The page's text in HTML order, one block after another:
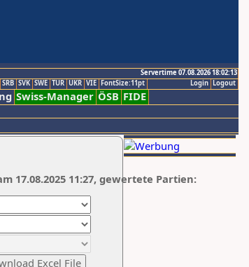
Servertime 07.08.2026 18:02:13
Logout
Login
SRB SVK SWE TUR UKR VIE FontSize:11pt
Swiss-Manager ÖSB FIDE
17.08.2025 11:27, gewertete Partien: